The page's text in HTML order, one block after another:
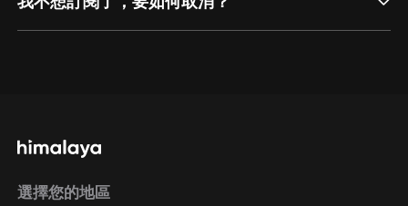
選擇您的地區